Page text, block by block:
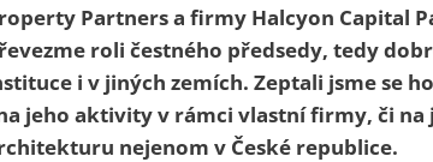
Partners a firmy Halcyon Capital
roli čestného předsedy, tedy
i v jiných zemích. Zeptali jsme se
jeho aktivity v rámci vlastní firmy, či na
nejenom v České republice.